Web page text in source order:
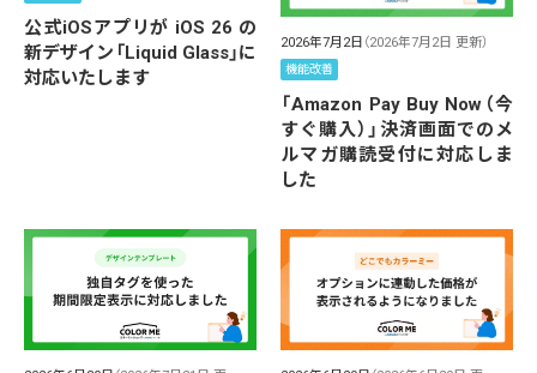
公式iOSアプリが iOS 26 の
新デザイン「Liquid Glass」に
対応いたします
2026年7月2日 （2026年7月2日 更新）
機能改善
「Amazon Pay Buy Now（今
すぐ購入）」決済画面でのメ
ルマガ購読受付に対応しま
した